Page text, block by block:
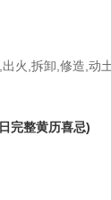
火,拆卸,修造,动
完整黄历喜忌)